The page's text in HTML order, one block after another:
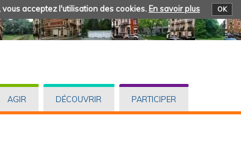
acceptez l'utilisation des cookies. En savoir plus OK
AGIR DÉCOUVRIR PARTICIPER